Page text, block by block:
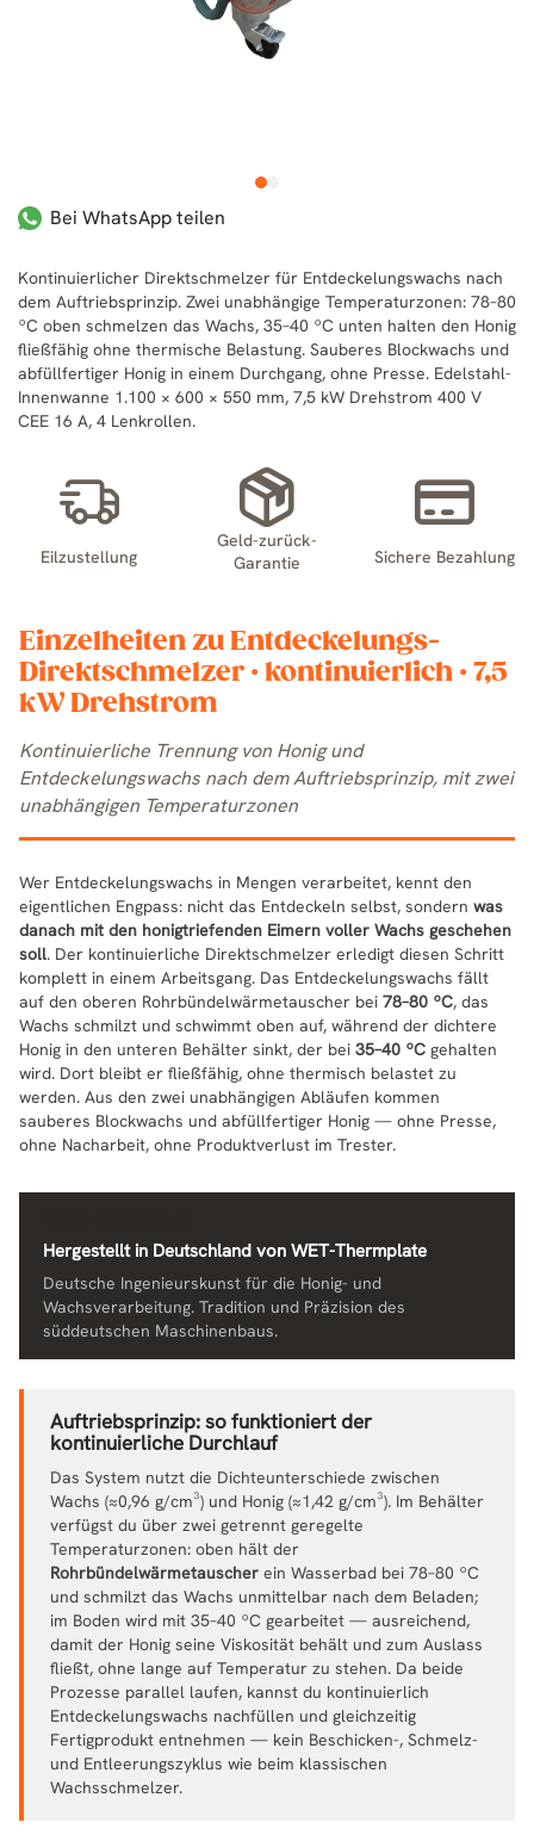
1
Bei WhatsApp teilen
Kontinuierlicher Direktschmelzer für Entdeckelungswachs nach
dem Auftriebsprinzip. Zwei unabhängige Temperaturzonen: 78–80
ºC oben schmelzen das Wachs, 35–40 ºC unten halten den Honig
fließfähig ohne thermische Belastung. Sauberes Blockwachs und
abfüllfertiger Honig in einem Durchgang, ohne Presse. Edelstahl-
Innenwanne 1.100 × 600 × 550 mm, 7,5 kW Drehstrom 400 V
CEE 16 A, 4 Lenkrollen.
Eilzustellung
Geld-zurück-
Garantie
Sichere Bezahlung
Einzelheiten zu Entdeckelungs-
Direktschmelzer · kontinuierlich · 7,5
kW Drehstrom
Kontinuierliche Trennung von Honig und
Entdeckelungswachs nach dem Auftriebsprinzip, mit zwei
unabhängigen Temperaturzonen
Wer Entdeckelungswachs in Mengen verarbeitet, kennt den
eigentlichen Engpass: nicht das Entdeckeln selbst, sondern was
danach mit den honigtriefenden Eimern voller Wachs geschehen
soll. Der kontinuierliche Direktschmelzer erledigt diesen Schritt
komplett in einem Arbeitsgang. Das Entdeckelungswachs fällt
auf den oberen Rohrbündelwärmetauscher bei 78–80 ºC, das
Wachs schmilzt und schwimmt oben auf, während der dichtere
Honig in den unteren Behälter sinkt, der bei 35–40 ºC gehalten
wird. Dort bleibt er fließfähig, ohne thermisch belastet zu
werden. Aus den zwei unabhängigen Abläufen kommen
sauberes Blockwachs und abfüllfertiger Honig — ohne Presse,
ohne Nacharbeit, ohne Produktverlust im Trester.
Hergestellt in Deutschland von WET-Thermplate
Deutsche Ingenieurskunst für die Honig- und
Wachsverarbeitung. Tradition und Präzision des
süddeutschen Maschinenbaus.
Auftriebsprinzip: so funktioniert der
kontinuierliche Durchlauf
Das System nutzt die Dichteunterschiede zwischen
Wachs (≈0,96 g/cm³) und Honig (≈1,42 g/cm³). Im Behälter
verfügst du über zwei getrennt geregelte
Temperaturzonen: oben hält der
Rohrbündelwärmetauscher ein Wasserbad bei 78–80 ºC
und schmilzt das Wachs unmittelbar nach dem Beladen;
im Boden wird mit 35–40 ºC gearbeitet — ausreichend,
damit der Honig seine Viskosität behält und zum Auslass
fließt, ohne lange auf Temperatur zu stehen. Da beide
Prozesse parallel laufen, kannst du kontinuierlich
Entdeckelungswachs nachfüllen und gleichzeitig
Fertigprodukt entnehmen — kein Beschicken-, Schmelz-
und Entleerungszyklus wie beim klassischen
Wachsschmelzer.